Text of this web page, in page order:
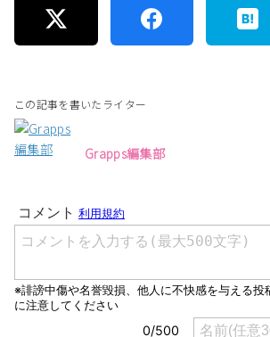
この記事を書いたライター
Grapps編集部